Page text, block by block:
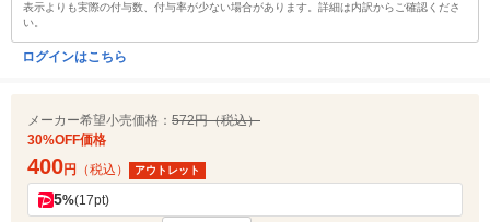
表示よりも実際の付与数、付与率が少ない場合があります。詳細は内訳からご確認くださ
い。
ログインはこちら
メーカー希望小売価格： 572円（税込）
30%OFF価格
400円 （税込） アウトレット
5%(17pt)